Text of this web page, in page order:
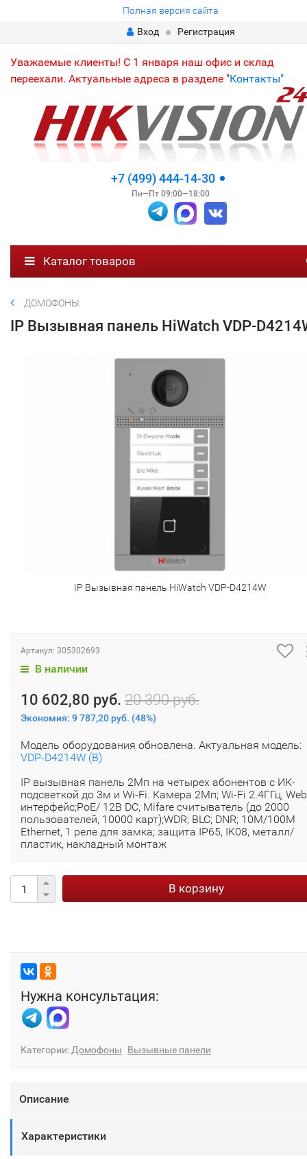
Полная версия сайта
Вход
Регистрация
Уважаемые клиенты! С 1 января наш офис и склад
переехали. Актуальные адреса в разделе "Контакты"
+7 (499) 444-14-30
Пн—Пт 09:00—18:00
Каталог товаров
ДОМОФОНЫ
IP Вызывная панель HiWatch VDP-
IP Вызывная панель HiWatch VDP-D4214W
Артикул: 305302693
В наличии
10 602,80 руб. 20 390 руб.
Экономия: 9 787,20 руб. (48%)
Модель оборудования обновлена. Актуальная модель:
VDP-D4214W (B)
IP вызывная панель 2Мп на четырех абонентов с ИК-
подсветкой до 3м и Wi-Fi. Камера 2Мп; Wi-Fi 2.4ГГц, Web
интерфейс;PoE/ 12В DC, Mifare считыватель (до 2000
пользователей, 10000 карт);WDR; BLC; DNR; 10M/100M
Ethernet, 1 реле для замка; защита IP65, IK08, металл/
пластик, накладный монтаж
В корзину
Нужна консультация:
Категории: Домофоны Вызывные панели
Описание
Характеристики